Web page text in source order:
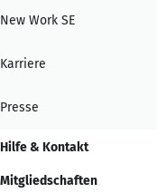
New Work SE
Karriere
Presse
Hilfe & Kontakt
Mitgliedschaften